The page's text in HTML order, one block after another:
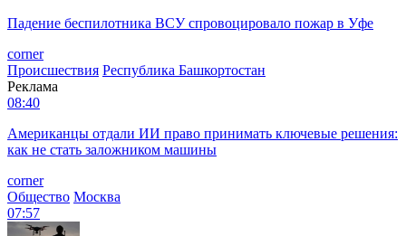
Падение беспилотника ВСУ спровоцировало пожар в Уфе
corner
Происшествия Республика Башкортостан
Реклама
08:40
Американцы отдали ИИ право принимать ключевые решения:
как не стать заложником машины
corner
Общество Москва
07:57